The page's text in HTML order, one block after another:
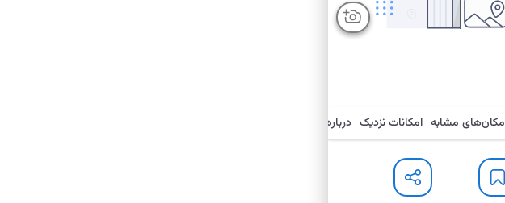
مکان‌های مشابه امکانات نزدیک درباره